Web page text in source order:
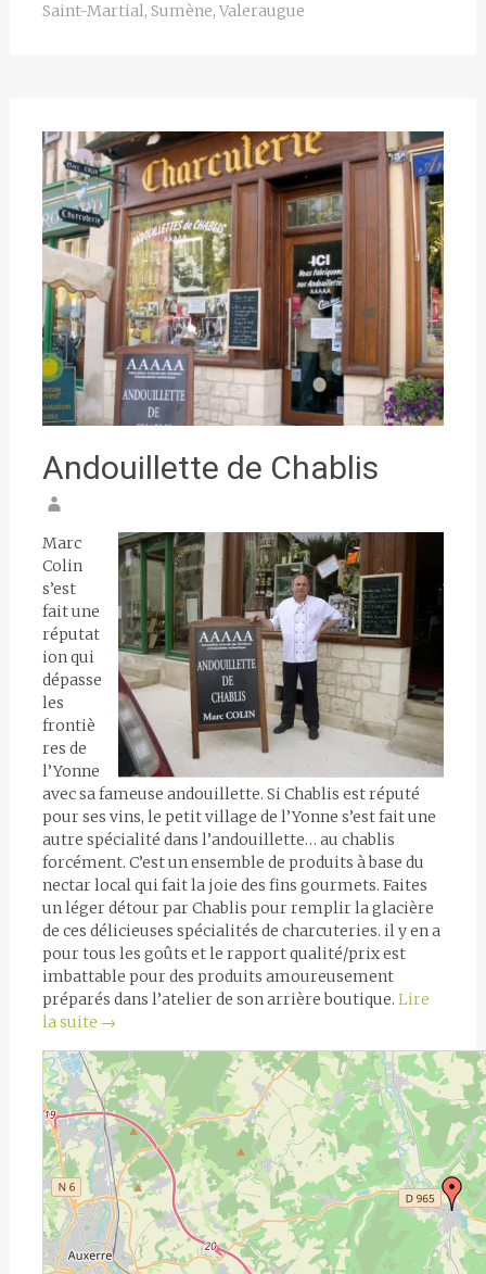
Saint-Martial, Sumène, Valeraugue
Andouillette de Chablis
Marc
Colin
s’est
fait une
réputat
ion qui
dépasse
les
frontiè
res de
l’Yonne
avec sa fameuse andouillette. Si Chablis est réputé
pour ses vins, le petit village de l’Yonne s’est fait une
autre spécialité dans l’andouillette… au chablis
forcément. C’est un ensemble de produits à base du
nectar local qui fait la joie des fins gourmets. Faites
un léger détour par Chablis pour remplir la glacière
de ces délicieuses spécialités de charcuteries. il y en a
pour tous les goûts et le rapport qualité/prix est
imbattable pour des produits amoureusement
préparés dans l’atelier de son arrière boutique. Lire
la suite →